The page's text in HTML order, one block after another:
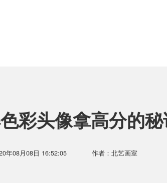
彩头像拿高分的
年08月08日 16:52:05 作者：北艺画室